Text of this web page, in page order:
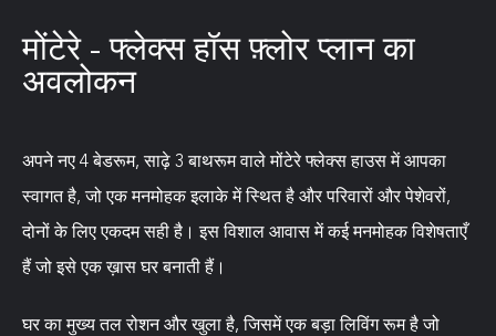
मोंटेरे - फ्लेक्स हॉस फ़्लोर प्लान का
अवलोकन
अपने नए 4 बेडरूम, साढ़े 3 बाथरूम वाले मोंटेरे फ्लेक्स हाउस में आपका
स्वागत है, जो एक मनमोहक इलाके में स्थित है और परिवारों और पेशेवरों,
दोनों के लिए एकदम सही है। इस विशाल आवास में कई मनमोहक विशेषताएँ
हैं जो इसे एक ख़ास घर बनाती हैं।
घर का मुख्य तल रोशन और खुला है, जिसमें एक बड़ा लिविंग रूम है जो